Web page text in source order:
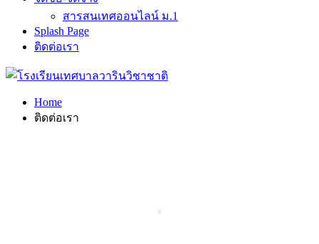
สารสนเทศออนไลน์ ม.1
Splash Page
ติดต่อเรา
Home
ติดต่อเรา